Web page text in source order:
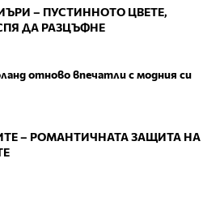
– ПУСТИННОТО ЦВЕТЕ,
ДА РАЗЦЪФНЕ
отново впечатли с модния си
– РОМАНТИЧНАТА ЗАЩИТА НА